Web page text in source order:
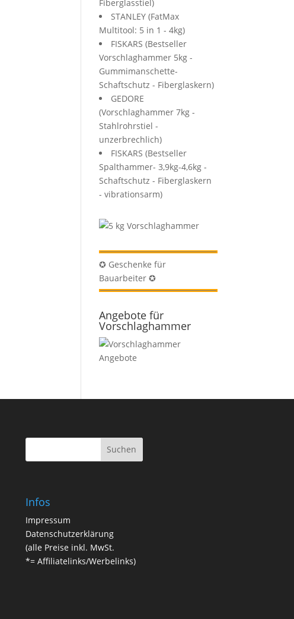
Fiberglasstiel)
STANLEY (FatMax
Multitool: 5 in 1 - 4kg)
FISKARS (Bestseller
Vorschlaghammer 5kg -
Gummimanschette-
Schaftschutz - Fiberglaskern)
GEDORE
(Vorschlaghammer 7kg -
Stahlrohrstiel -
unzerbrechlich)
FISKARS (Bestseller
Spalthammer- 3,9kg-4,6kg -
Schaftschutz - Fiberglaskern
- vibrationsarm)
✪ Geschenke für
Bauarbeiter ✪
Angebote für
Vorschlaghammer
Infos
Impressum
Datenschutzerklärung
(alle Preise inkl. MwSt.
*= Affiliatelinks/Werbelinks)